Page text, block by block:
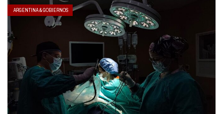
ARGENTINA & GOBIERNOS